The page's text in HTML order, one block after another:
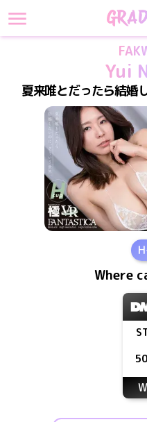
Yui
夏来唯とだったら結婚
H
Where